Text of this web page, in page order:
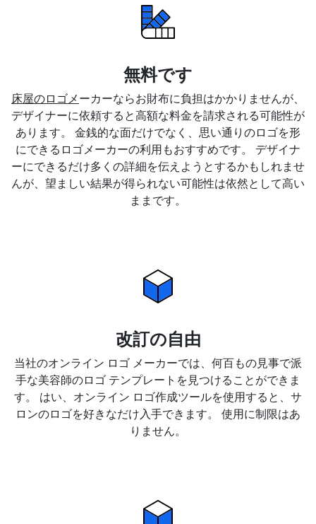
無料です
床屋のロゴメ ーカーならお財布に負担はかかりませんが、
デザイナーに依頼すると高額な料金を請求される可能性が
あります。 金銭的な面だけでなく、思い通りのロゴを形
にできるロゴメーカーの利用もおすすめです。 デザイナ
ーにできるだけ多くの詳細を伝えようとするかもしれませ
んが、望ましい結果が得られない可能性は依然として高い
ままです。
改訂の自由
当社のオンライン ロゴ メーカーでは、何百もの見事で派
手な美容師のロゴ テンプレートを見つけることができま
す。 はい、オンライン ロゴ作成ツールを使用すると、サ
ロンのロゴを好きなだけ入手できます。 使用に制限はあ
りません。